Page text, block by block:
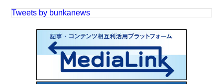
Tweets by bunkanews